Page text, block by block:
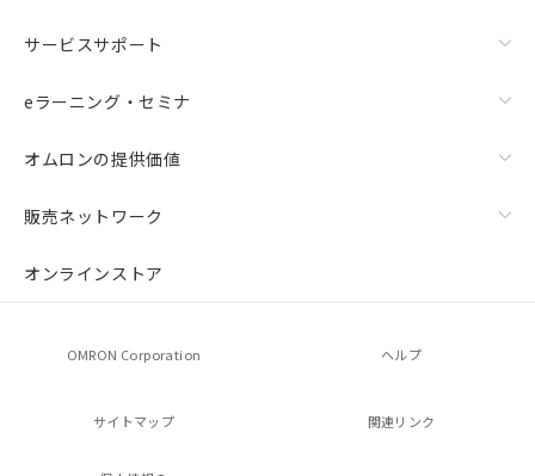
サービスサポート
eラーニング・セミナ
オムロンの提供価値
販売ネットワーク
オンラインストア
OMRON Corporation ヘルプ
サイトマップ 関連リンク